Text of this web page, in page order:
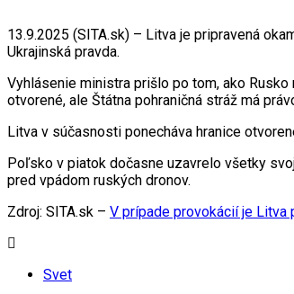
13.9.2025 (SITA.sk) – Litva je pripravená
Ukrajinská pravda.
Vyhlásenie ministra prišlo po tom, ako
otvorené, ale Štátna pohraničná stráž má
Litva v súčasnosti ponecháva hranice
Poľsko v piatok dočasne uzavrelo všetky
pred vpádom ruských dronov.
Zdroj: SITA.sk – V prípade provokácií je Litva
Svet